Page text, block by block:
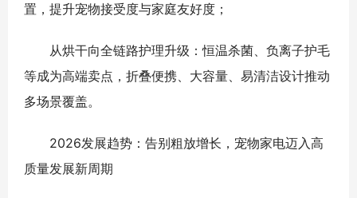
置，提升宠物接受度与家庭友好度；
从烘干向全链路护理升级：恒温杀菌、负离子护毛
等成为高端卖点，折叠便携、大容量、易清洁设计推动
多场景覆盖。
2026发展趋势：告别粗放增长，宠物家电迈入高
质量发展新周期